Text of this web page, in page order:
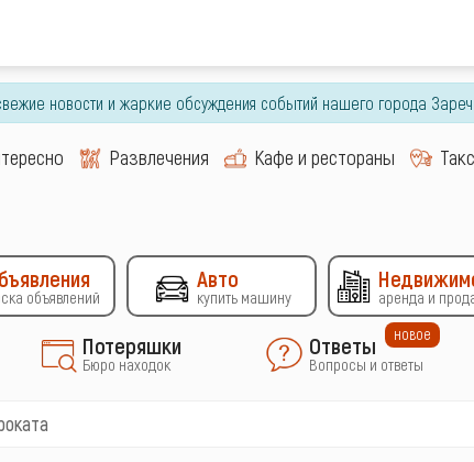
новости и жаркие обсуждения событий нашего города
Развлечения Кафе и рестораны
объявлений
Авто
купить машину аренда и
Потеряшки
Бюро находок
Ответы
Вопросы и ответы
новое